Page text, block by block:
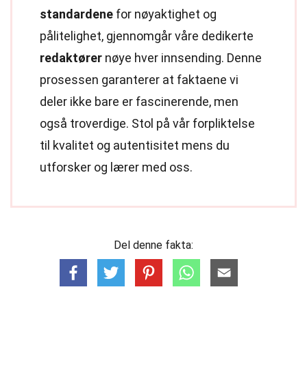
standardene for nøyaktighet og
pålitelighet, gjennomgår våre dedikerte
redaktører nøye hver innsending. Denne
prosessen garanterer at faktaene vi
deler ikke bare er fascinerende, men
også troverdige. Stol på vår forpliktelse
til kvalitet og autentisitet mens du
utforsker og lærer med oss.
Del denne fakta: